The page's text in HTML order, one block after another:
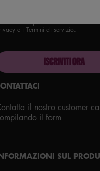
sito è protetto da Cloudflare
e i Termini di servizio.
ISCRIVITI ORA
il nostro customer
il form
SUL